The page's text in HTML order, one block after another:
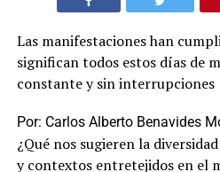
Las manifestaciones han
significan todos estos días de
constante y sin interrupciones
Por: Carlos Alberto Benavides
¿Qué nos sugieren la
y contextos entretejidos en el